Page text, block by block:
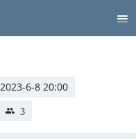
2023-6-8 20:00
3